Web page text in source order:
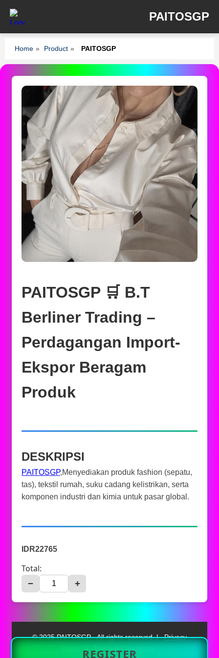
PAITOSGP
Home » Product » PAITOSGP
PAITOSGP 🛒 B.T
Berliner Trading –
Perdagangan Import-
Ekspor Beragam
Produk
DESKRIPSI
PAITOSGP,Menyediakan produk fashion (sepatu,
tas), tekstil rumah, suku cadang kelistrikan, serta
komponen industri dan kimia untuk pasar global.
IDR22765
Total:
− +
REGISTER
© 2025 PAITOSGP - All rights reserved. | Privacy
Policy
Terms & Conditions